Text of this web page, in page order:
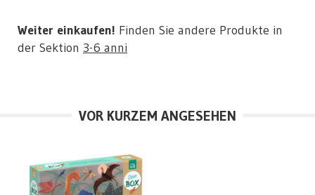
Weiter einkaufen! Finden Sie andere Produkte in
der Sektion 3-6 anni
VOR KURZEM ANGESEHEN